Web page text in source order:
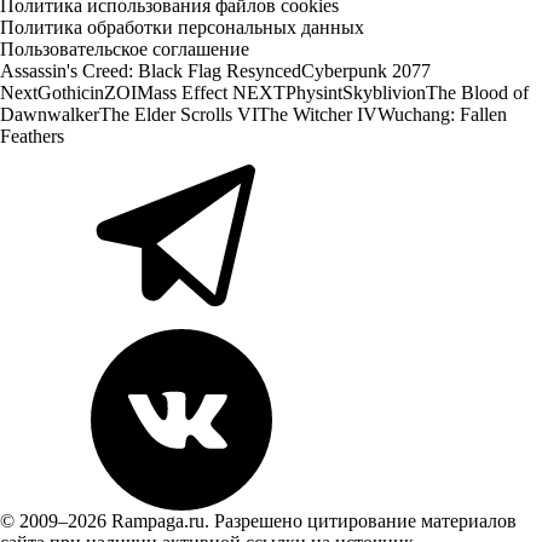
Политика использования файлов cookies
Политика обработки персональных данных
Пользовательское соглашение
Assassin's Creed: Black Flag ResyncedCyberpunk 2077
NextGothicinZOIMass Effect NEXTPhysintSkyblivionThe Blood of
DawnwalkerThe Elder Scrolls VIThe Witcher IVWuchang: Fallen
Feathers
© 2009–2026 Rampaga.ru. Разрешено цитирование материалов